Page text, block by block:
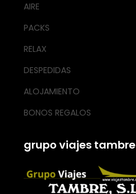
AIRE
PACKS
RELAX
DESPEDIDAS
ALOJAMIENTO
BONOS REGALOS
grupo viajes tambre